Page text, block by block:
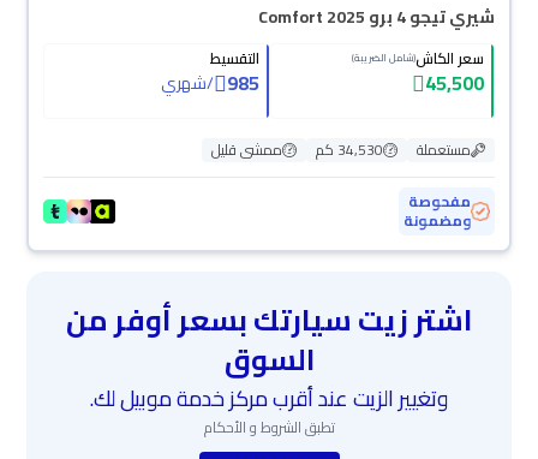
شيري تيجو 4 برو Comfort 2025
سعر الكاش(شامل الضريبة)
45,500
التقسيط
985
/شهري
مستعملة 34,530 كم
ممشى قليل
مفحوصة
ومضمونة
اشتر زيت سيارتك بسعر أوفر من
السوق
وتغيير الزيت عند أقرب مركز خدمة موبيل لك.
تطبق الشروط و الأحكام